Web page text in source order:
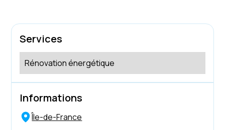
Services
Rénovation énergétique
Informations
Île-de-France